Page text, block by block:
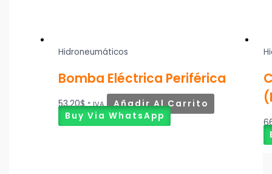
Hidroneumáticos
Bomba Eléctrica Periférica
53,20$ * IVA
Añadir Al Carrito
Buy Via WhatsApp